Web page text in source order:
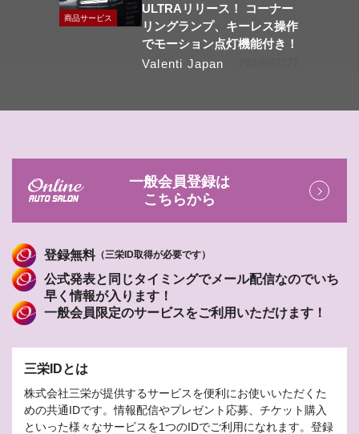
商品サービス
ULTRAリリース！ コーナー
リングランプ、キーレス操作
でモーション点灯機能付き！
Valenti Japan
一般会員登録は
こちらから
登録無料（三栄ID取得が必要です）
公式発表と同じタイミングでメール配信なのでいち
早く情報が入ります！
一般会員限定のサービスをご利用いただけます！
三栄IDとは
株式会社三栄が提供するサービスを便利にお使いいただくた
めの共通IDです。情報配信やプレゼント応募、チケット購入
といった様々なサービスを1つのIDでご利用になれます。登録